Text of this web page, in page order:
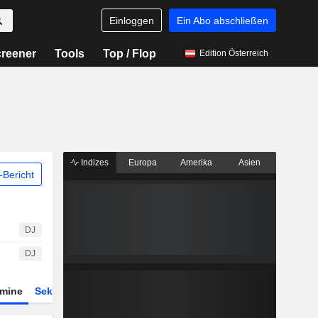
Einloggen Ein Abo abschließen
Tools Top / Flop Edition Österreich
Bericht
DJ
DJ
Sektor
Indizes Europa Amerika Asien